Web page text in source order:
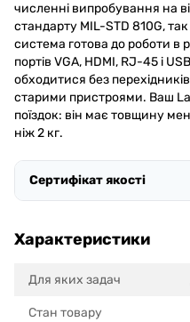
численні випробування на
стандарту MIL-STD 810G,
система готова до роботи в
портів VGA, HDMI, RJ-45 і
обходитися без перехідників
старими пристроями. Ваш
поїздок: він має товщину
ніж 2 кг.
Сертифікат якості
Характеристики
Для яких задач
Стан товару